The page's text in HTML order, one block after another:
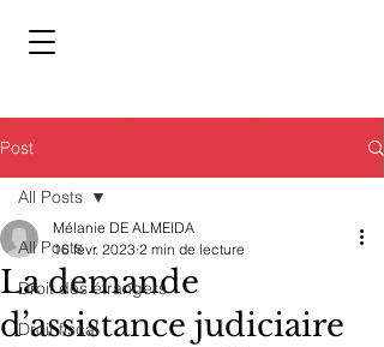
Post
All Posts
Droit des étrangers
Droit fiscal
All Posts
La demande
d’assistance judiciaire
Mélanie DE ALMEIDA
16 févr. 2023 2 min de lecture